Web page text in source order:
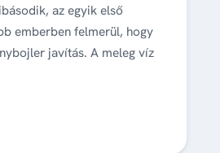
az egyik első
emberben felmerül, hogy
javítás. A meleg víz